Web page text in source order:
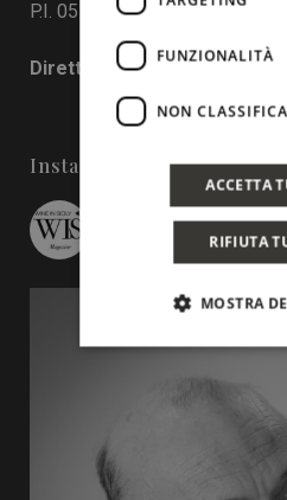
P.I. 05130190829
Direttore responsabile:
Instagram
wineinsicily
FUNZIONALITÀ
NON
ACCETTA
RIFIUTA
MOSTRA